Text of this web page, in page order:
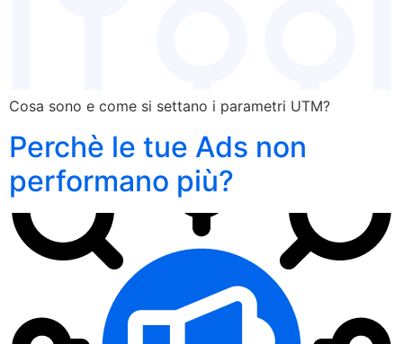
Cosa sono e come si settano i parametri UTM?
Perchè le tue Ads non
performano più?